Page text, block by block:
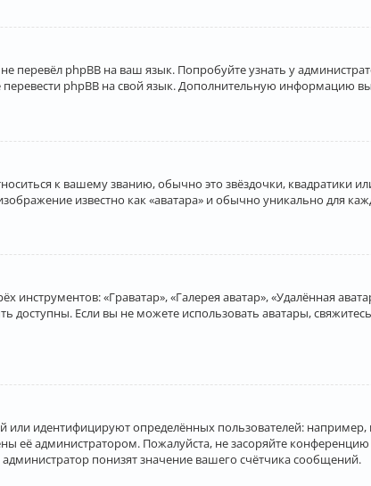
phpBB на ваш язык. Попробуйте узнать у
phpBB на свой язык. Дополнительную информацию
к вашему званию, обычно это звёздочки, квадратики
известно как «аватара» и обычно уникально для
«Граватар», «Галерея аватар», «Удалённая
доступны. Если вы не можете использовать аватары,
идентифицируют определённых пользователей:
её администратором. Пожалуйста, не засоряйте
понизят значение вашего счётчика сообщений.